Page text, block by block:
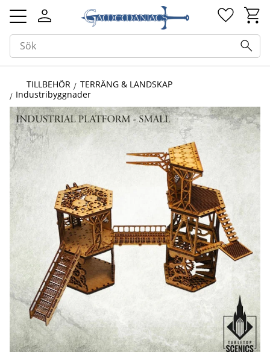
Meny
TILLBEHÖR
TERRÄNG & LANDSKAP
Industribyggnader